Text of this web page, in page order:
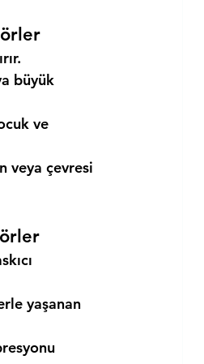
büyük
ve
veya çevresi
yaşanan